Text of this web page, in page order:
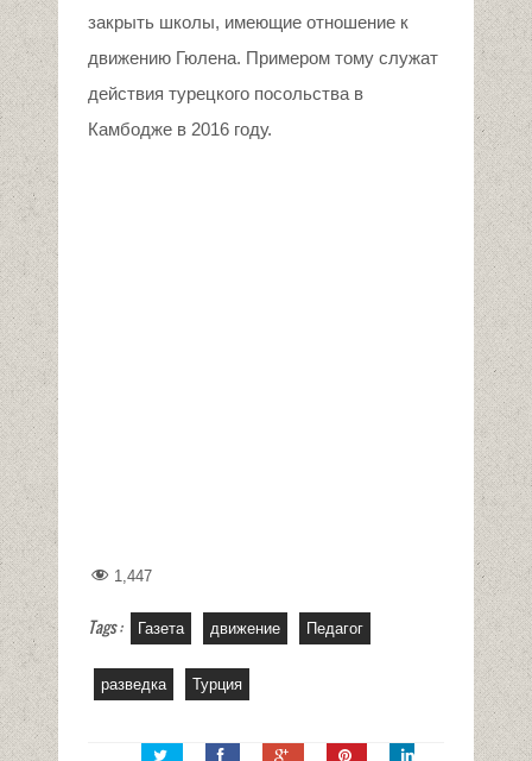
закрыть школы, имеющие отношение к
движению Гюлена. Примером тому служат
действия турецкого посольства в
Камбодже в 2016 году.
1,447
Tags : Газета движение Педагог
разведка Турция